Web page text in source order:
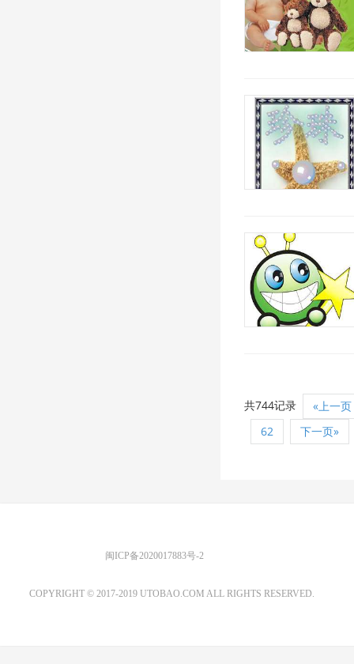
共744记录
«上一页
62
下一页»
闽ICP备2020017883号-2
COPYRIGHT © 2017-2019 UTOBAO.COM ALL RIGHTS RESERVED.